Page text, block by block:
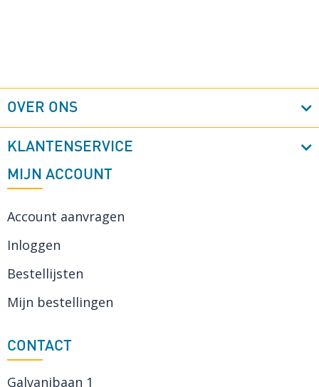
OVER ONS
KLANTENSERVICE
MIJN ACCOUNT
Account aanvragen
Inloggen
Bestellijsten
Mijn bestellingen
CONTACT
Galvanibaan 1